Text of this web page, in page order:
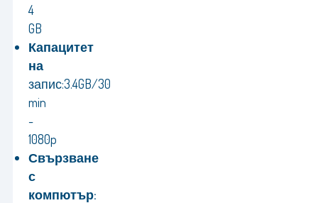
4
GB
Капацитет
на
запис:3.4GB/30
min
-
1080p
Свързване
с
компютър: